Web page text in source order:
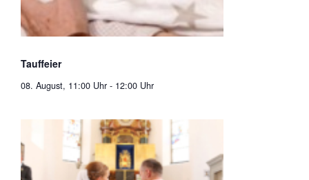
Tauffeier
08. August, 11:00 Uhr - 12:00 Uhr